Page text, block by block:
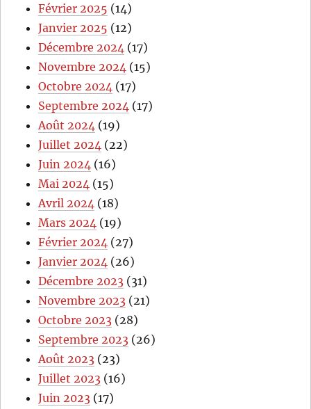
Février 2025 (14)
Janvier 2025 (12)
Décembre 2024 (17)
Novembre 2024 (15)
Octobre 2024 (17)
Septembre 2024 (17)
Août 2024 (19)
Juillet 2024 (22)
Juin 2024 (16)
Mai 2024 (15)
Avril 2024 (18)
Mars 2024 (19)
Février 2024 (27)
Janvier 2024 (26)
Décembre 2023 (31)
Novembre 2023 (21)
Octobre 2023 (28)
Septembre 2023 (26)
Août 2023 (23)
Juillet 2023 (16)
Juin 2023 (17)